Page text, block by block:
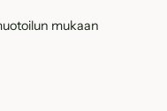
mukaan